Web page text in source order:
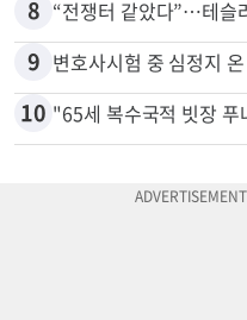
7 '14년째 도피' 한인 간호
8 “전쟁터 같았다”…테슬
9 변호사시험 중 심정지